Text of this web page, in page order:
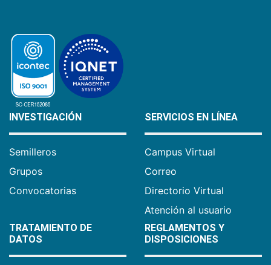
INVESTIGACIÓN
Semilleros
Grupos
Convocatorias
SERVICIOS EN LÍNEA
Campus Virtual
Correo
Directorio Virtual
Atención al usuario
TRATAMIENTO DE
DATOS
REGLAMENTOS Y
DISPOSICIONES